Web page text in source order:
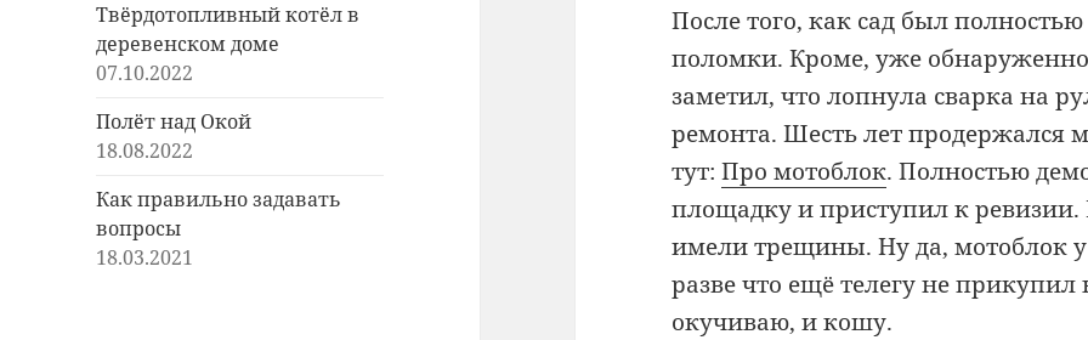
Твёрдотопливный котёл в
деревенском доме
07.10.2022
Полёт над Окой
18.08.2022
Как правильно задавать
вопросы
18.03.2021
После того, как сад был
поломки. Кроме, уже
заметил, что лопнула сварка на
ремонта. Шесть лет продержался
тут:Про мотоблок. Полностью
площадку и приступил к ревизии.
имели трещины. Ну да, мотоблок у
разве что ещё телегу не
окучиваю, и кошу.